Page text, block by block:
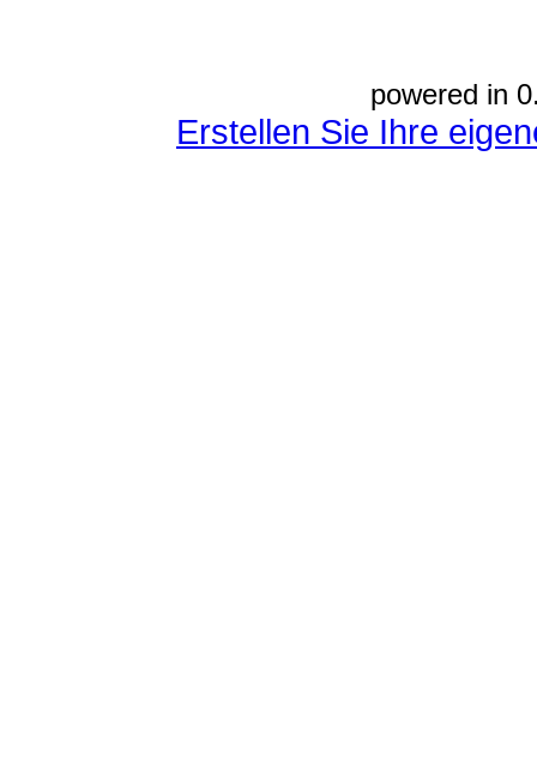
powered in
Erstellen Sie Ihre